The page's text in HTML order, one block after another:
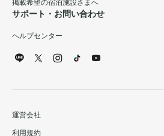
掲載希望の宿泊施設さまへ
サポート・お問い合わせ
ヘルプセンター
運営会社
利用規約